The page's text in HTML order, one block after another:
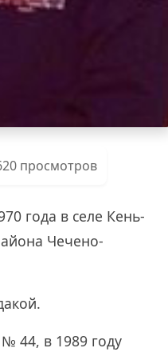
просмотров
года в селе Кень-
Чечено-
44, в 1989 году